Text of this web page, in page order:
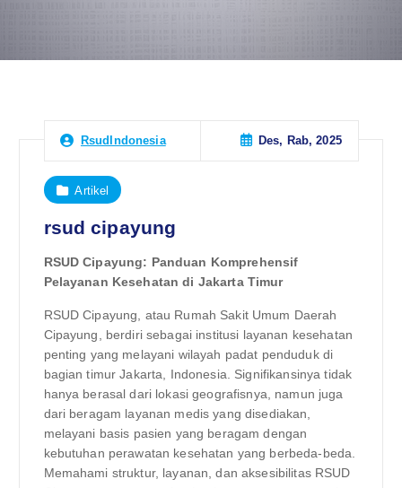
RsudIndonesia Des, Rab, 2025
Artikel
rsud cipayung
RSUD Cipayung: Panduan Komprehensif
Pelayanan Kesehatan di Jakarta Timur
RSUD Cipayung, atau Rumah Sakit Umum Daerah
Cipayung, berdiri sebagai institusi layanan kesehatan
penting yang melayani wilayah padat penduduk di
bagian timur Jakarta, Indonesia. Signifikansinya tidak
hanya berasal dari lokasi geografisnya, namun juga
dari beragam layanan medis yang disediakan,
melayani basis pasien yang beragam dengan
kebutuhan perawatan kesehatan yang berbeda-beda.
Memahami struktur, layanan, dan aksesibilitas RSUD